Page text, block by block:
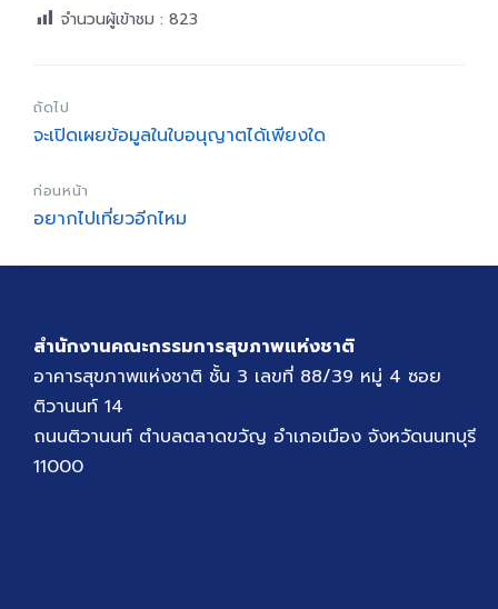
จำนวนผู้เข้าชม : 823
ถัดไป
จะเปิดเผยข้อมูลในใบอนุญาตได้เพียงใด
ก่อนหน้า
อยากไปเที่ยวอีกไหม
สำนักงานคณะกรรมการสุขภาพแห่งชาติ
อาคารสุขภาพแห่งชาติ ชั้น 3 เลขที่ 88/39 หมู่ 4 ซอย
ติวานนท์ 14
ถนนติวานนท์ ตำบลตลาดขวัญ อำเภอเมือง จังหวัดนนทบุรี
11000